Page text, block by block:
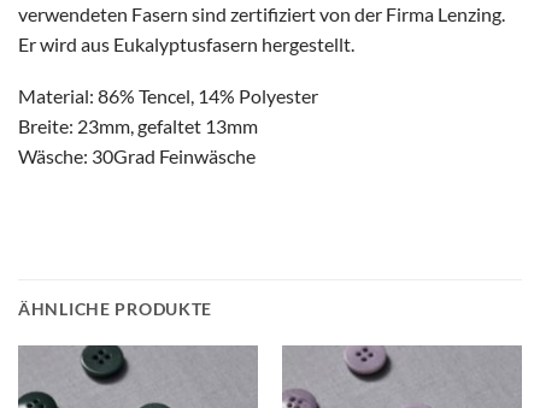
verwendeten Fasern sind zertifiziert von der Firma Lenzing.
Er wird aus Eukalyptusfasern hergestellt.
Material: 86% Tencel, 14% Polyester
Breite: 23mm, gefaltet 13mm
Wäsche: 30Grad Feinwäsche
ÄHNLICHE PRODUKTE